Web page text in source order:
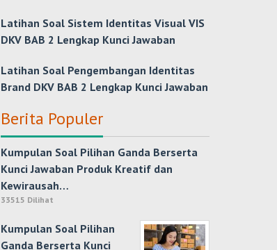
Latihan Soal Sistem Identitas Visual VIS
DKV BAB 2 Lengkap Kunci Jawaban
Latihan Soal Pengembangan Identitas
Brand DKV BAB 2 Lengkap Kunci Jawaban
Berita Populer
Kumpulan Soal Pilihan Ganda Berserta
Kunci Jawaban Produk Kreatif dan
Kewirausah…
33515 Dilihat
Kumpulan Soal Pilihan
Ganda Berserta Kunci